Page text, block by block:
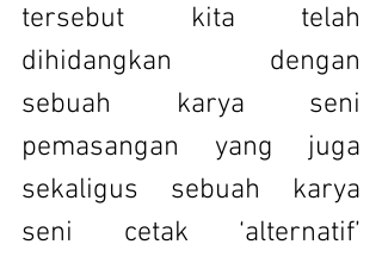
tersebut kita telah
dihidangkan dengan
sebuah karya seni
pemasangan yang juga
sekaligus sebuah karya
seni cetak ‘alternatif’